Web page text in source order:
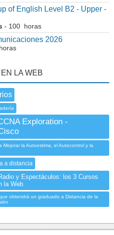
of English Level B2 - Upper -
- 100 horas
2026
LA WEB
Exploration -
la Autoestima, el Autocontrol y la
a distancia
y Espectáculos: los 3 Cursos
la Web
obtendrá un graduado a Distancia de la